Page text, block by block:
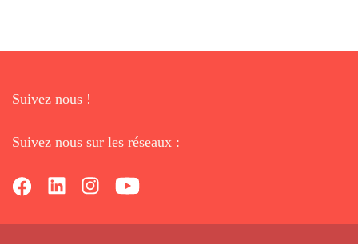
Suivez nous !
Suivez nous sur les réseaux :